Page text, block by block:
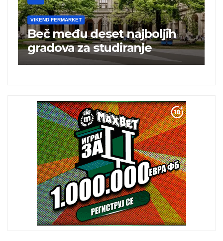
VIKEND FERMARKET
Beč među deset najboljih
gradova za studiranje